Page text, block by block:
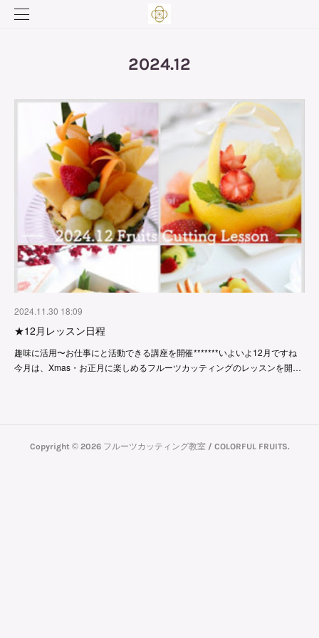
2024.12
2024.11.30 18:09
★12月レッスン日程
趣味に活用〜お仕事にと活動できる講座を開催*******いよいよ12月ですね
今月は、Xmas・お正月に楽しめるフルーツカッティングのレッスンを開…
Copyright © 2026 フルーツカッティング教室 / COLORFUL FRUITS.